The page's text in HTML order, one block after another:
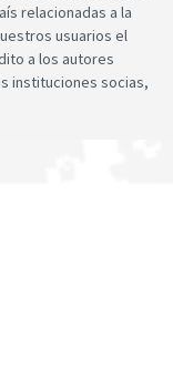
relacionadas a la
usuarios el
a los autores
instituciones socias,